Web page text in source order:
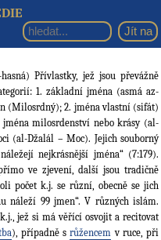
Přívlastky, jež jsou převážně
1. základní jména (asmá az-
(Milosrdný); 2. jména vlastní (sifát)
milosrdenství nebo krásy (al-
(al-Džalál – Moc). Jejich souborný
nejkrásnější jména“ (7:179).
ve zjevení, další jsou tradičně
počet k.j. se různí, obecně se jich
náleží 99 jmen“. V různých islám.
jež si má věřící osvojit a recitovat
), případně srůžencem v ruce, při